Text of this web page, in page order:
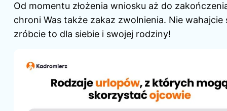
Od momentu złożenia wniosku aż do
chroni Was także zakaz zwolnienia. Nie wahajcie
zróbcie to dla siebie i swojej rodziny!